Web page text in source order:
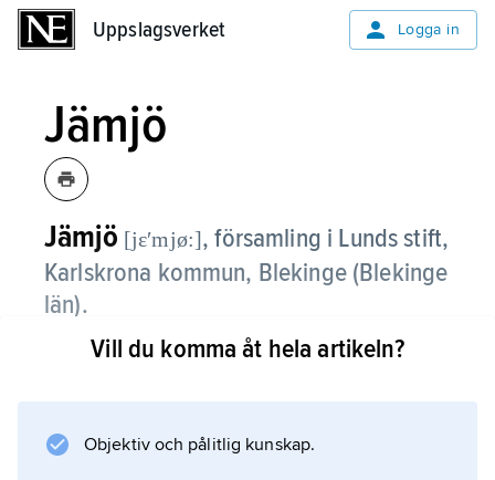
Uppslagsverket Logga in
Jämjö
Jämjö [jɛʹmjø:],församling i Lunds stift,
Karlskrona kommun, Blekinge (Blekinge
län).
Jämjö består av öppna dalgångsbygder i
Vill du komma åt hela artikeln?
Objektiv och pålitlig kunskap.